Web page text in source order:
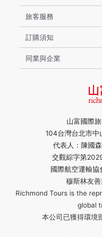
山富國際
104台灣台北市
代表人：陳國
交觀綜字第
國際航空運輸
穆斯林友
Richmond Tours is the
global
本公司已獲得環境
旅客服務
訂購須知
同業與企業